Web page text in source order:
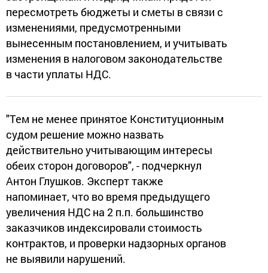
пересмотреть бюджеты и сметы в связи с
изменениями, предусмотренными
вынесенным постановлением, и учитывать
изменения в налоговом законодательстве
в части уплаты НДС.
"Тем не менее принятое Конституционным
судом решение можно назвать
действительно учитывающим интересы
обеих сторон договоров", - подчеркнул
Антон Глушков. Эксперт также
напоминает, что во время предыдущего
увеличения НДС на 2 п.п. большинство
заказчиков индексировали стоимость
контрактов, и проверки надзорных органов
не выявили нарушений.